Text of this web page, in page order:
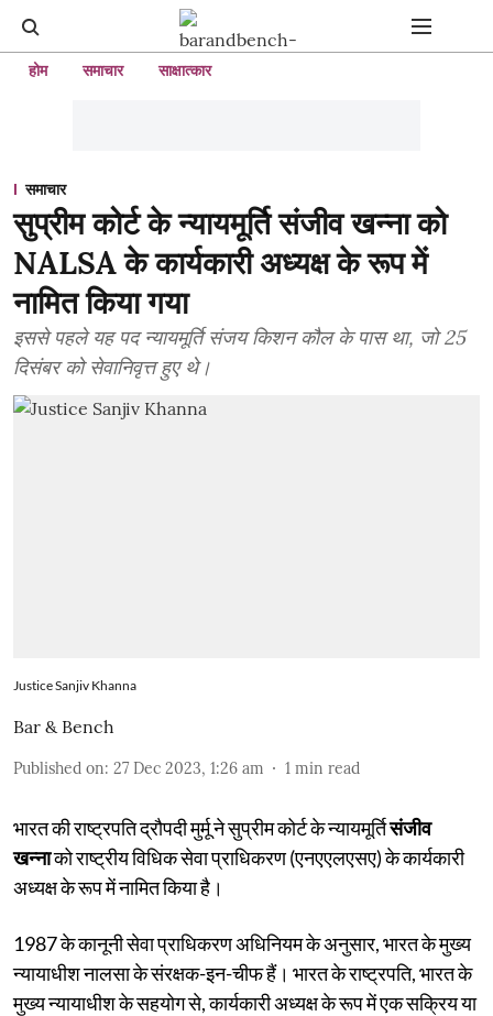
होम समाचार साक्षात्कार
समाचार
सुप्रीम कोर्ट के न्यायमूर्ति संजीव खन्ना को
NALSA के कार्यकारी अध्यक्ष के रूप में
नामित किया गया
इससे पहले यह पद न्यायमूर्ति संजय किशन कौल के पास था, जो 25
दिसंबर को सेवानिवृत्त हुए थे।
Justice Sanjiv Khanna
Bar & Bench
Published on: 27 Dec 2023, 1:26 am 1 min read
भारत की राष्ट्रपति द्रौपदी मुर्मू ने सुप्रीम कोर्ट के न्यायमूर्तिसंजीव
खन्नाको राष्ट्रीय विधिक सेवा प्राधिकरण (एनएएलएसए) के कार्यकारी
अध्यक्ष के रूप में नामित किया है।
1987 के कानूनी सेवा प्राधिकरण अधिनियम के अनुसार, भारत के मुख्य
न्यायाधीश नालसा के संरक्षक-इन-चीफ हैं। भारत के राष्ट्रपति, भारत के
मुख्य न्यायाधीश के सहयोग से, कार्यकारी अध्यक्ष के रूप में एक सक्रिय या